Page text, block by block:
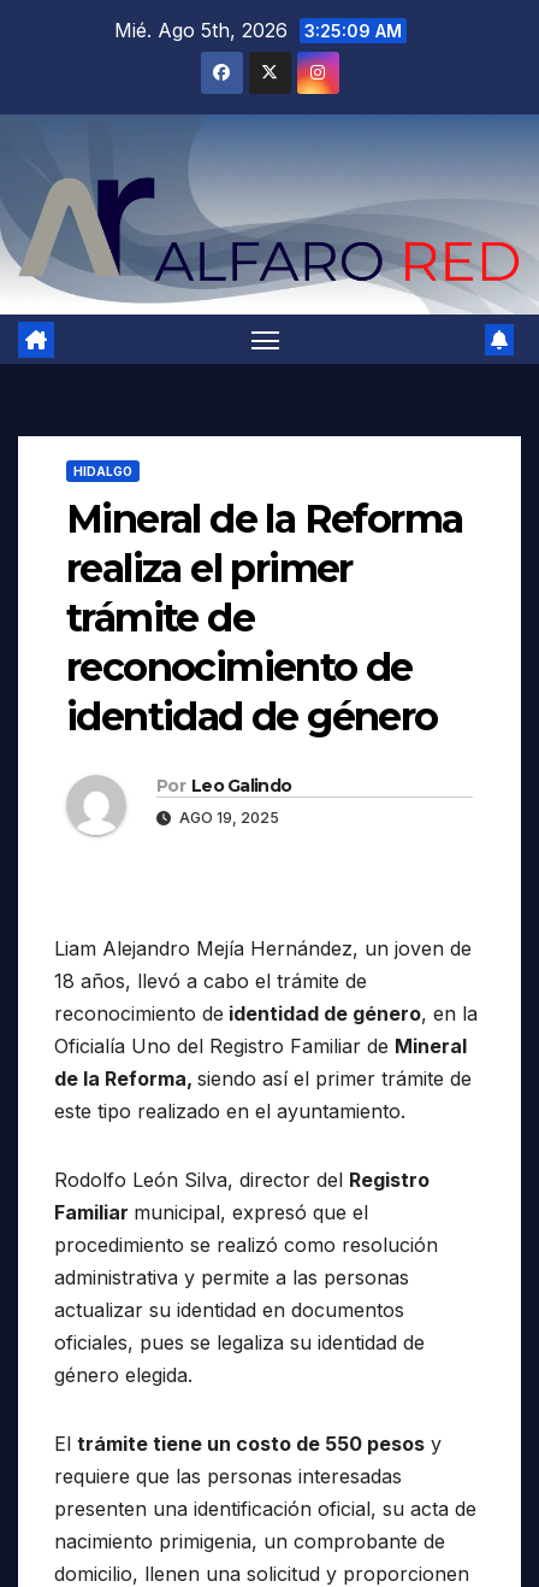
Mié. Ago 5th, 2026 3:25:10 AM
HIDALGO
Mineral de la Reforma
realiza el primer
trámite de
reconocimiento de
identidad de género
Por Leo Galindo
AGO 19, 2025
Liam Alejandro Mejía Hernández, un joven de
18 años, llevó a cabo el trámite de
reconocimiento de identidad de género, en la
Oficialía Uno del Registro Familiar de Mineral
de la Reforma, siendo así el primer trámite de
este tipo realizado en el ayuntamiento.
Rodolfo León Silva, director del Registro
Familiar municipal, expresó que el
procedimiento se realizó como resolución
administrativa y permite a las personas
actualizar su identidad en documentos
oficiales, pues se legaliza su identidad de
género elegida.
El trámite tiene un costo de 550 pesos y
requiere que las personas interesadas
presenten una identificación oficial, su acta de
nacimiento primigenia, un comprobante de
domicilio, llenen una solicitud y proporcionen